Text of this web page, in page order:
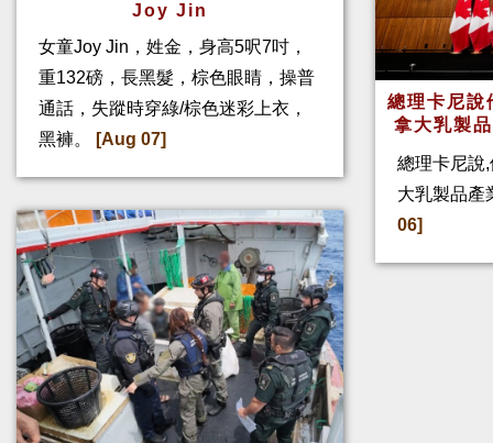
Joy Jin
女童Joy Jin，姓金，身高5呎7吋，
重132磅，長黑髮，棕色眼睛，操普
通話，失蹤時穿綠/棕色迷彩上衣，
黑褲。
[Aug 07]
總理卡尼
拿大乳製
總理卡尼說
大乳製品產
06]